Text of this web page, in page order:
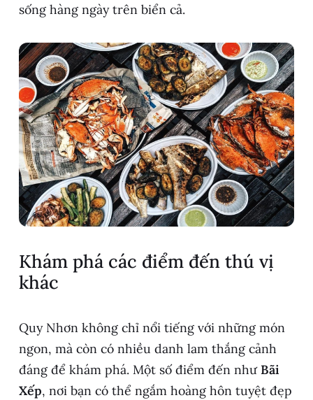
sống hàng ngày trên biển cả.
Khám phá các điểm đến thú vị
khác
Quy Nhơn không chỉ nổi tiếng với những món
ngon, mà còn có nhiều danh lam thắng cảnh
đáng để khám phá. Một số điểm đến như Bãi
Xếp, nơi bạn có thể ngắm hoàng hôn tuyệt đẹp